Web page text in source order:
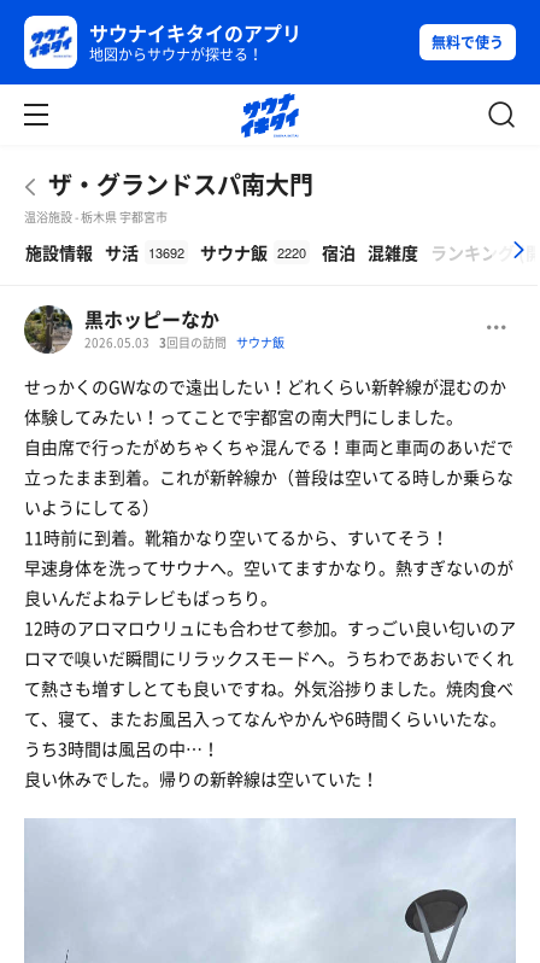
サウナイキタイのアプリ
地図からサウナが探せる！
無料で使う
ザ・グランドスパ南大門
温浴施設 - 栃木県 宇都宮市
施設情報 サ活 13692 サウナ飯 2220 宿泊 混雑度 ランキング(
黒ホッピーなか
2026.05.03 3回目の訪問 サウナ飯
せっかくのGWなので遠出したい！どれくらい新幹線が混むのか
体験してみたい！ってことで宇都宮の南大門にしました。
自由席で行ったがめちゃくちゃ混んでる！車両と車両のあいだで
立ったまま到着。これが新幹線か（普段は空いてる時しか乗らな
いようにしてる）
11時前に到着。靴箱かなり空いてるから、すいてそう！
早速身体を洗ってサウナへ。空いてますかなり。熱すぎないのが
良いんだよねテレビもばっちり。
12時のアロマロウリュにも合わせて参加。すっごい良い匂いのア
ロマで嗅いだ瞬間にリラックスモードへ。うちわであおいでくれ
て熱さも増すしとても良いですね。外気浴捗りました。焼肉食べ
て、寝て、またお風呂入ってなんやかんや6時間くらいいたな。
うち3時間は風呂の中…！
良い休みでした。帰りの新幹線は空いていた！